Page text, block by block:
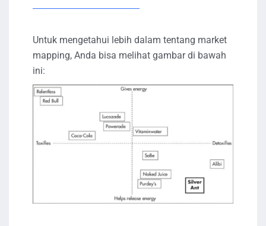
Untuk mengetahui lebih dalam tentang market
mapping, Anda bisa melihat gambar di bawah
ini: